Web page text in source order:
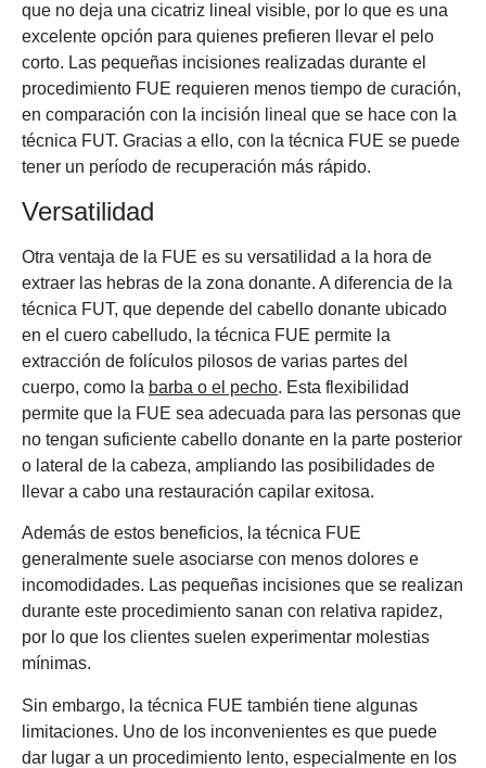
que no deja una cicatriz lineal visible, por lo que es una
excelente opción para quienes prefieren llevar el pelo
corto. Las pequeñas incisiones realizadas durante el
procedimiento FUE requieren menos tiempo de curación,
en comparación con la incisión lineal que se hace con la
técnica FUT. Gracias a ello, con la técnica FUE se puede
tener un período de recuperación más rápido.
Versatilidad
Otra ventaja de la FUE es su versatilidad a la hora de
extraer las hebras de la zona donante. A diferencia de la
técnica FUT, que depende del cabello donante ubicado
en el cuero cabelludo, la técnica FUE permite la
extracción de folículos pilosos de varias partes del
cuerpo, como la barba o el pecho. Esta flexibilidad
permite que la FUE sea adecuada para las personas que
no tengan suficiente cabello donante en la parte posterior
o lateral de la cabeza, ampliando las posibilidades de
llevar a cabo una restauración capilar exitosa.
Además de estos beneficios, la técnica FUE
generalmente suele asociarse con menos dolores e
incomodidades. Las pequeñas incisiones que se realizan
durante este procedimiento sanan con relativa rapidez,
por lo que los clientes suelen experimentar molestias
mínimas.
Sin embargo, la técnica FUE también tiene algunas
limitaciones. Uno de los inconvenientes es que puede
dar lugar a un procedimiento lento, especialmente en los